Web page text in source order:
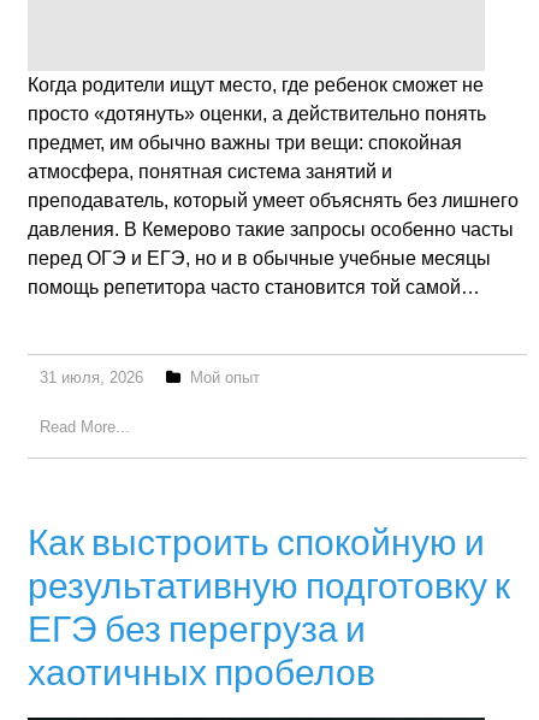
Когда родители ищут место, где ребенок сможет не
просто «дотянуть» оценки, а действительно понять
предмет, им обычно важны три вещи: спокойная
атмосфера, понятная система занятий и
преподаватель, который умеет объяснять без лишнего
давления. В Кемерово такие запросы особенно часты
перед ОГЭ и ЕГЭ, но и в обычные учебные месяцы
помощь репетитора часто становится той самой…
31 июля, 2026 Мой опыт
Read More...
Как выстроить спокойную и
результативную подготовку к
ЕГЭ без перегруза и
хаотичных пробелов